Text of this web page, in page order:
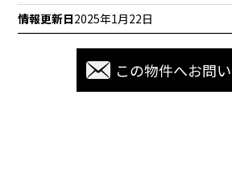
情報更新日2025年1月22日
この物件へお問